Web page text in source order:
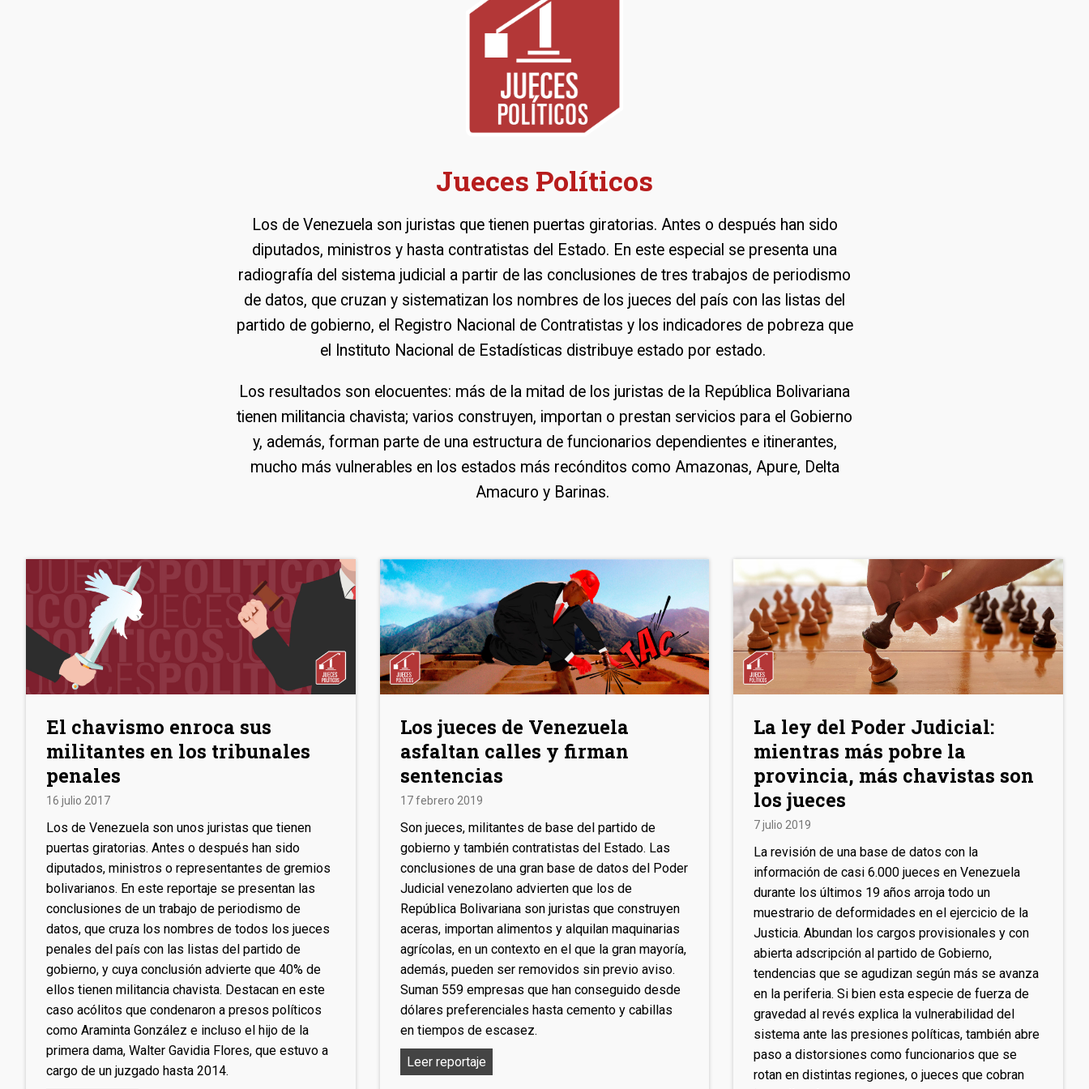
Jueces Políticos
Los de Venezuela son juristas que tienen puertas giratorias. Antes o después han sido
diputados, ministros y hasta contratistas del Estado. En este especial se presenta una
radiografía del sistema judicial a partir de las conclusiones de tres trabajos de periodismo
de datos, que cruzan y sistematizan los nombres de los jueces del país con las listas del
partido de gobierno, el Registro Nacional de Contratistas y los indicadores de pobreza que
el Instituto Nacional de Estadísticas distribuye estado por estado.
Los resultados son elocuentes: más de la mitad de los juristas de la República Bolivariana
tienen militancia chavista; varios construyen, importan o prestan servicios para el Gobierno
y, además, forman parte de una estructura de funcionarios dependientes e itinerantes,
mucho más vulnerables en los estados más recónditos como Amazonas, Apure, Delta
Amacuro y Barinas.
El chavismo enroca sus
militantes en los tribunales
penales
16 julio 2017
Los de Venezuela son unos juristas que tienen
puertas giratorias. Antes o después han sido
diputados, ministros o representantes de gremios
bolivarianos. En este reportaje se presentan las
conclusiones de un trabajo de periodismo de
datos, que cruza los nombres de todos los jueces
penales del país con las listas del partido de
gobierno, y cuya conclusión advierte que 40% de
ellos tienen militancia chavista. Destacan en este
caso acólitos que condenaron a presos políticos
como Araminta González e incluso el hijo de la
primera dama, Walter Gavidia Flores, que estuvo a
cargo de un juzgado hasta 2014.
Los jueces de Venezuela
asfaltan calles y firman
sentencias
17 febrero 2019
Son jueces, militantes de base del partido de
gobierno y también contratistas del Estado. Las
conclusiones de una gran base de datos del Poder
Judicial venezolano advierten que los de
República Bolivariana son juristas que construyen
aceras, importan alimentos y alquilan maquinarias
agrícolas, en un contexto en el que la gran mayoría,
además, pueden ser removidos sin previo aviso.
Suman 559 empresas que han conseguido desde
dólares preferenciales hasta cemento y cabillas
en tiempos de escasez.
Leer reportajeLos
La ley del Poder Judicial:
mientras más pobre la
provincia, más chavistas son
los jueces
7 julio 2019
La revisión de una base de datos con la
información de casi 6.000 jueces en Venezuela
durante los últimos 19 años arroja todo un
muestrario de deformidades en el ejercicio de la
Justicia. Abundan los cargos provisionales y con
abierta adscripción al partido de Gobierno,
tendencias que se agudizan según más se avanza
en la periferia. Si bien esta especie de fuerza de
gravedad al revés explica la vulnerabilidad del
sistema ante las presiones políticas, también abre
paso a distorsiones como funcionarios que se
rotan en distintas regiones, o jueces que cobran